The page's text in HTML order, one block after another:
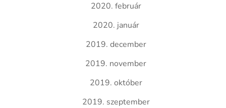
2020. február
2020. január
2019. december
2019. november
2019. október
2019. szeptember